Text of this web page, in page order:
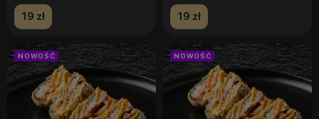
19 zł 19 zł
NOWOŚĆ NOWOŚĆ